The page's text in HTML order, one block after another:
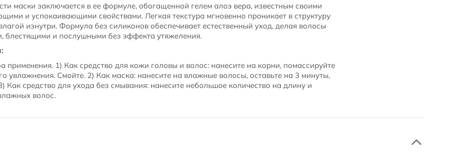
маски заключается в ее формуле, обогащенной гелем алоэ вера, известным своими
и успокаивающими свойствами. Легкая текстура мгновенно проникает в структуру
изнутри. Формула без силиконов обеспечивает естественный уход, делая волосы
блестящими и послушными без эффекта утяжеления.
применения. 1) Как средство для кожи головы и волос: нанесите на корни, помассируйте
увлажнения. Смойте. 2) Как маска: нанесите на влажные волосы, оставьте на 3 минуты,
Как средство для ухода без смывания: нанесите небольшое количество на длину и
волос.